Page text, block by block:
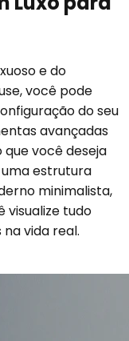
e do
você pode
do seu
avançadas
que você deseja
estrutura
minimalista,
visualize tudo
vida real.